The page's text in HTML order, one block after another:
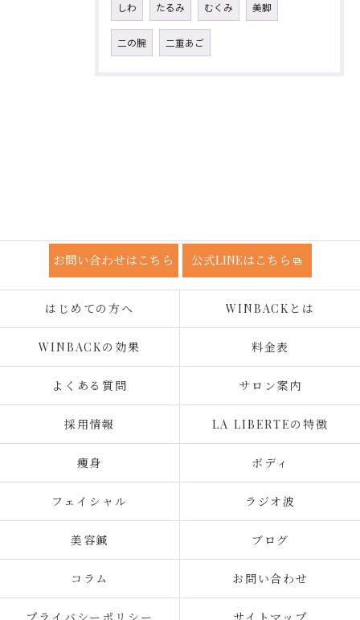
しわ たるみ むくみ 美脚
二の腕 二重あご
お問い合わせはこちら 公式LINEはこちら
はじめての方へ WINBACKとは
WINBACKの効果 料金表
よくある質問 サロン案内
採用情報 LA LIBERTEの特徴
痩身 ボディ
フェイシャル ラジオ波
美容鍼 ブログ
コラム お問い合わせ